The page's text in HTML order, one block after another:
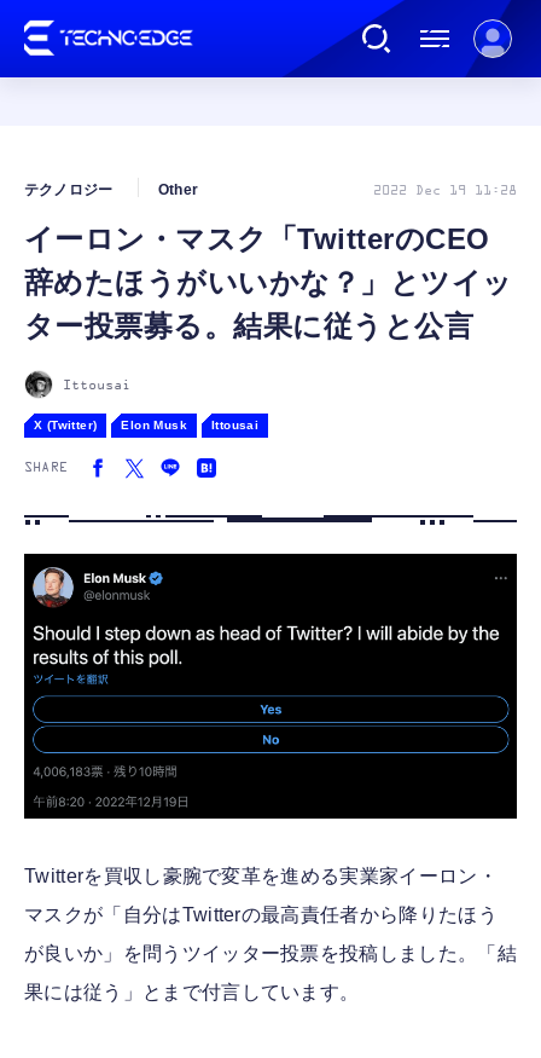
AI
ガジェット
カルチャー
イーロン・マスク「TwitterのCEO
辞めたほうがいいかな？」とツイッ
ター投票募る。結果に従うと公言
テクノロジー Other 2022 Dec 19 11:28
Ittousai
X (Twitter) Elon Musk Ittousai
SHARE
Twitterを買収し豪腕で変革を進める実業家イーロン・
マスクが「自分はTwitterの最高責任者から降りたほう
が良いか」を問うツイッター投票を投稿しました。「結
果には従う」とまで付言しています。